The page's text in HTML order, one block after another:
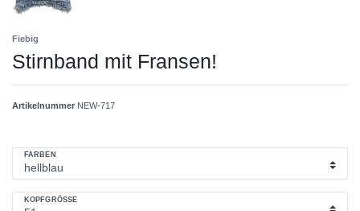
Fiebig
Stirnband mit Fransen!
Artikelnummer NEW-717
FARBEN
KOPFGRÖSSE